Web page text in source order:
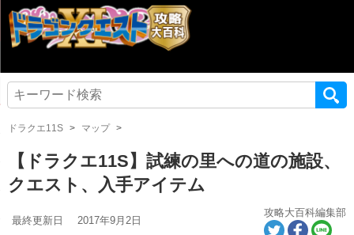
ドラクエ11S マップ
【ドラクエ11S】試練の里への道の施設、
クエスト、入手アイテム
最終更新日 2017年9月2日
攻略大百科編集部